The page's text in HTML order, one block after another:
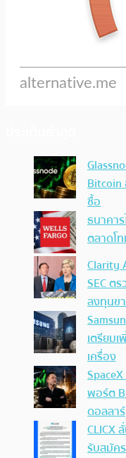
Bitcoin
ซื้อ
ธนาคา
ตลาดโ
Clarity
SEC ต
ลงทุนข
เตรียม
เครื่อง
พอร์ต
ดอลลาร์
CLICX
รับสมัค